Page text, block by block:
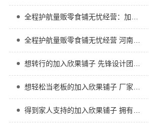
全程护航量贩零食铺无忧经营：加盟河南零百味供应链有限公司
全程护航量贩零食铺无忧经营 河南零百味供应链有限公司
想转行的加入欣果铺子 先锋设计团队研发
想轻松当老板的加入欣果铺子 厂家直供利润更高
得到家人支持的加入欣果铺子 拥有新产品新概念